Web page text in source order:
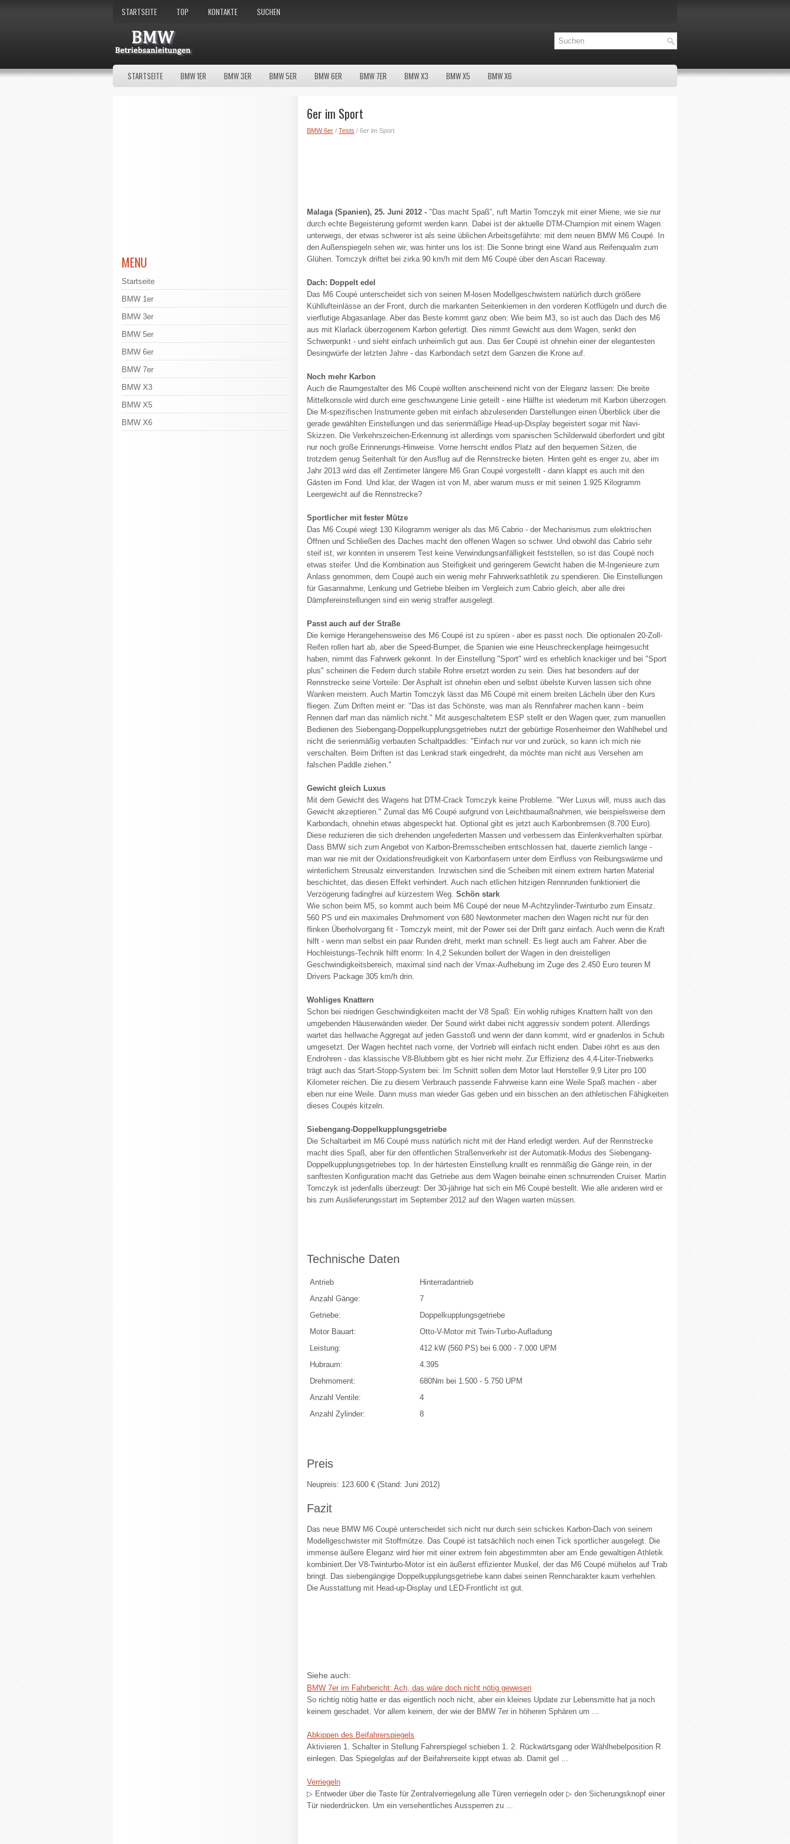
STARTSEITE TOP KONTAKTE SUCHEN
STARTSEITE BMW 1ER BMW 3ER BMW 5ER BMW 6ER BMW 7ER BMW X3 BMW X5 BMW X6
6er im Sport
BMW 6er / Tests / 6er im Sport
Malaga (Spanien), 25. Juni 2012 - "Das macht Spaß”, ruft Martin Tomczyk mit einer Miene, wie sie nur
durch echte Begeisterung geformt werden kann. Dabei ist der aktuelle DTM-Champion mit einem Wagen
unterwegs, der etwas schwerer ist als seine üblichen Arbeitsgefährte: mit dem neuen BMW M6 Coupé. In
den Außenspiegeln sehen wir, was hinter uns los ist: Die Sonne bringt eine Wand aus Reifenqualm zum
Glühen. Tomczyk driftet bei zirka 90 km/h mit dem M6 Coupé über den Ascari Raceway.
Dach: Doppelt edel
Das M6 Coupé unterscheidet sich von seinen M-losen Modellgeschwistern natürlich durch größere
Kühllufteinlässe an der Front, durch die markanten Seitenkiemen in den vorderen Kotflügeln und durch die
vierflutige Abgasanlage. Aber das Beste kommt ganz oben: Wie beim M3, so ist auch das Dach des M6
aus mit Klarlack überzogenem Karbon gefertigt. Dies nimmt Gewicht aus dem Wagen, senkt den
Schwerpunkt - und sieht einfach unheimlich gut aus. Das 6er Coupé ist ohnehin einer der elegantesten
Desingwürfe der letzten Jahre - das Karbondach setzt dem Ganzen die Krone auf.
Noch mehr Karbon
Auch die Raumgestalter des M6 Coupé wollten anscheinend nicht von der Eleganz lassen: Die breite
Mittelkonsole wird durch eine geschwungene Linie geteilt - eine Hälfte ist wiederum mit Karbon überzogen.
Die M-spezifischen Instrumente geben mit einfach abzulesenden Darstellungen einen Überblick über die
gerade gewählten Einstellungen und das serienmäßige Head-up-Display begeistert sogar mit Navi-
Skizzen. Die Verkehrszeichen-Erkennung ist allerdings vom spanischen Schilderwald überfordert und gibt
nur noch große Erinnerungs-Hinweise. Vorne herrscht endlos Platz auf den bequemen Sitzen, die
trotzdem genug Seitenhalt für den Ausflug auf die Rennstrecke bieten. Hinten geht es enger zu, aber im
Jahr 2013 wird das elf Zentimeter längere M6 Gran Coupé vorgestellt - dann klappt es auch mit den
Gästen im Fond. Und klar, der Wagen ist von M, aber warum muss er mit seinen 1.925 Kilogramm
Leergewicht auf die Rennstrecke?
Sportlicher mit fester Mütze
Das M6 Coupé wiegt 130 Kilogramm weniger als das M6 Cabrio - der Mechanismus zum elektrischen
Öffnen und Schließen des Daches macht den offenen Wagen so schwer. Und obwohl das Cabrio sehr
steif ist, wir konnten in unserem Test keine Verwindungsanfälligkeit feststellen, so ist das Coupé noch
etwas steifer. Und die Kombination aus Steifigkeit und geringerem Gewicht haben die M-Ingenieure zum
Anlass genommen, dem Coupé auch ein wenig mehr Fahrwerksathletik zu spendieren. Die Einstellungen
für Gasannahme, Lenkung und Getriebe bleiben im Vergleich zum Cabrio gleich, aber alle drei
Dämpfereinstellungen sind ein wenig straffer ausgelegt.
Passt auch auf der Straße
Die kernige Herangehensweise des M6 Coupé ist zu spüren - aber es passt noch. Die optionalen 20-Zoll-
Reifen rollen hart ab, aber die Speed-Bumper, die Spanien wie eine Heuschreckenplage heimgesucht
haben, nimmt das Fahrwerk gekonnt. In der Einstellung "Sport" wird es erheblich knackiger und bei "Sport
plus" scheinen die Federn durch stabile Rohre ersetzt worden zu sein. Dies hat besonders auf der
Rennstrecke seine Vorteile: Der Asphalt ist ohnehin eben und selbst übelste Kurven lassen sich ohne
Wanken meistern. Auch Martin Tomczyk lässt das M6 Coupé mit einem breiten Lächeln über den Kurs
fliegen. Zum Driften meint er: "Das ist das Schönste, was man als Rennfahrer machen kann - beim
Rennen darf man das nämlich nicht." Mit ausgeschaltetem ESP stellt er den Wagen quer, zum manuellen
Bedienen des Siebengang-Doppelkupplungsgetriebes nutzt der gebürtige Rosenheimer den Wahlhebel und
nicht die serienmäßig verbauten Schaltpaddles: "Einfach nur vor und zurück, so kann ich mich nie
verschalten. Beim Driften ist das Lenkrad stark eingedreht, da möchte man nicht aus Versehen am
falschen Paddle ziehen."
Gewicht gleich Luxus
Mit dem Gewicht des Wagens hat DTM-Crack Tomczyk keine Probleme. "Wer Luxus will, muss auch das
Gewicht akzeptieren." Zumal das M6 Coupé aufgrund von Leichtbaumaßnahmen, wie beispielsweise dem
Karbondach, ohnehin etwas abgespeckt hat. Optional gibt es jetzt auch Karbonbremsen (8.700 Euro).
Diese reduzieren die sich drehenden ungefederten Massen und verbessern das Einlenkverhalten spürbar.
Dass BMW sich zum Angebot von Karbon-Bremsscheiben entschlossen hat, dauerte ziemlich lange -
man war nie mit der Oxidationsfreudigkeit von Karbonfasern unter dem Einfluss von Reibungswärme und
winterlichem Streusalz einverstanden. Inzwischen sind die Scheiben mit einem extrem harten Material
beschichtet, das diesen Effekt verhindert. Auch nach etlichen hitzigen Rennrunden funktioniert die
Verzögerung fadingfrei auf kürzestem Weg. Schön stark
Wie schon beim M5, so kommt auch beim M6 Coupé der neue M-Achtzylinder-Twinturbo zum Einsatz.
560 PS und ein maximales Drehmoment von 680 Newtonmeter machen den Wagen nicht nur für den
flinken Überholvorgang fit - Tomczyk meint, mit der Power sei der Drift ganz einfach. Auch wenn die Kraft
hilft - wenn man selbst ein paar Runden dreht, merkt man schnell: Es liegt auch am Fahrer. Aber die
Hochleistungs-Technik hilft enorm: In 4,2 Sekunden bollert der Wagen in den dreistelligen
Geschwindigkeitsbereich, maximal sind nach der Vmax-Aufhebung im Zuge des 2.450 Euro teuren M
Drivers Package 305 km/h drin.
Wohliges Knattern
Schon bei niedrigen Geschwindigkeiten macht der V8 Spaß: Ein wohlig ruhiges Knattern hallt von den
umgebenden Häuserwänden wieder. Der Sound wirkt dabei nicht aggressiv sondern potent. Allerdings
wartet das hellwache Aggregat auf jeden Gasstoß und wenn der dann kommt, wird er gnadenlos in Schub
umgesetzt. Der Wagen hechtet nach vorne, der Vortrieb will einfach nicht enden. Dabei röhrt es aus den
Endrohren - das klassische V8-Blubbern gibt es hier nicht mehr. Zur Effizienz des 4,4-Liter-Triebwerks
trägt auch das Start-Stopp-System bei: Im Schnitt sollen dem Motor laut Hersteller 9,9 Liter pro 100
Kilometer reichen. Die zu diesem Verbrauch passende Fahrweise kann eine Weile Spaß machen - aber
eben nur eine Weile. Dann muss man wieder Gas geben und ein bisschen an den athletischen Fähigkeiten
dieses Coupés kitzeln.
Siebengang-Doppelkupplungsgetriebe
Die Schaltarbeit im M6 Coupé muss natürlich nicht mit der Hand erledigt werden. Auf der Rennstrecke
macht dies Spaß, aber für den öffentlichen Straßenverkehr ist der Automatik-Modus des Siebengang-
Doppelkupplungsgetriebes top. In der härtesten Einstellung knallt es rennmäßig die Gänge rein, in der
sanftesten Konfiguration macht das Getriebe aus dem Wagen beinahe einen schnurrenden Cruiser. Martin
Tomczyk ist jedenfalls überzeugt: Der 30-jährige hat sich ein M6 Coupé bestellt. Wie alle anderen wird er
bis zum Auslieferungsstart im September 2012 auf den Wagen warten müssen.
Technische Daten
Antrieb
Hinterradantrieb
Anzahl Gänge:
7
Getriebe:
Doppelkupplungsgetriebe
Motor Bauart:
Otto-V-Motor mit Twin-Turbo-Aufladung
Leistung:
412 kW (560 PS) bei 6.000 - 7.000 UPM
Hubraum:
4.395
Drehmoment:
680Nm bei 1.500 - 5.750 UPM
Anzahl Ventile:
4
Anzahl Zylinder:
8
Preis
Neupreis: 123.600 € (Stand: Juni 2012)
Fazit
Das neue BMW M6 Coupé unterscheidet sich nicht nur durch sein schickes Karbon-Dach von seinem
Modellgeschwister mit Stoffmütze. Das Coupé ist tatsächlich noch einen Tick sportlicher ausgelegt. Die
immense äußere Eleganz wird hier mit einer extrem fein abgestimmten aber am Ende gewaltigen Athletik
kombiniert.Der V8-Twinturbo-Motor ist ein äußerst effizienter Muskel, der das M6 Coupé mühelos auf Trab
bringt. Das siebengängige Doppelkupplungsgetriebe kann dabei seinen Renncharakter kaum verhehlen.
Die Ausstattung mit Head-up-Display und LED-Frontlicht ist gut.
Siehe auch:
BMW 7er im Fahrbericht: Ach, das wäre doch nicht nötig gewesen
So richtig nötig hatte er das eigentlich noch nicht, aber ein kleines Update zur Lebensmitte hat ja noch
keinem geschadet. Vor allem keinem, der wie der BMW 7er in höheren Sphären um ...
Abkippen des Beifahrerspiegels
Aktivieren 1. Schalter in Stellung Fahrerspiegel schieben 1. 2. Rückwärtsgang oder Wählhebelposition R
einlegen. Das Spiegelglas auf der Beifahrerseite kippt etwas ab. Damit gel ...
Verriegeln
▷ Entweder über die Taste für Zentralverriegelung alle Türen verriegeln oder ▷ den Sicherungsknopf einer
Tür niederdrücken. Um ein versehentliches Aussperren zu ...
MENU
Startseite
BMW 1er
BMW 3er
BMW 5er
BMW 6er
BMW 7er
BMW X3
BMW X5
BMW X6